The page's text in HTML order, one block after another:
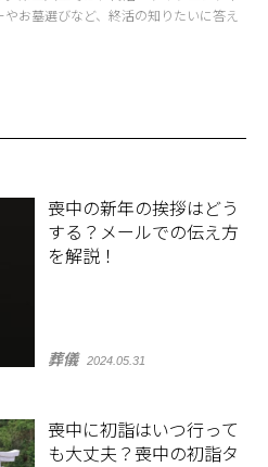
やお墓選びなど、終活の知りたいに答え
喪中の新年の挨拶はどう
する？メールでの伝え方
を解説！
葬儀 2024.05.31
喪中に初詣はいつ行って
も大丈夫？喪中の初詣タ